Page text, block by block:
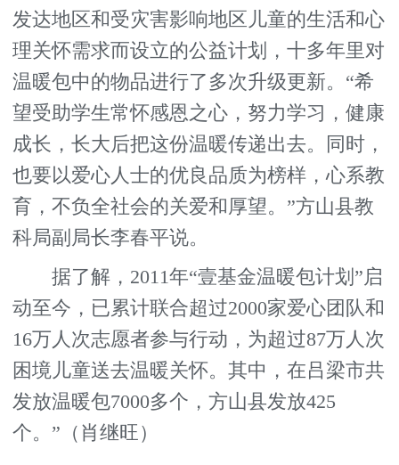
发达地区和受灾害影响地区儿童的生活和心
理关怀需求而设立的公益计划，十多年里对
温暖包中的物品进行了多次升级更新。“希
望受助学生常怀感恩之心，努力学习，健康
成长，长大后把这份温暖传递出去。同时，
也要以爱心人士的优良品质为榜样，心系教
育，不负全社会的关爱和厚望。”方山县教
科局副局长李春平说。
据了解，2011年“壹基金温暖包计划”启
动至今，已累计联合超过2000家爱心团队和
16万人次志愿者参与行动，为超过87万人次
困境儿童送去温暖关怀。其中，在吕梁市共
发放温暖包7000多个，方山县发放425
个。”（肖继旺）